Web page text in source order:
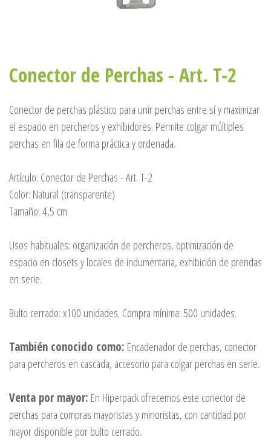
Conector de Perchas - Art. T-2
Conector de perchas plástico para unir perchas entre sí y maximizar
el espacio en percheros y exhibidores. Permite colgar múltiples
perchas en fila de forma práctica y ordenada.
Artículo: Conector de Perchas - Art. T-2
Color: Natural (transparente)
Tamaño: 4,5 cm
Usos habituales: organización de percheros, optimización de
espacio en closets y locales de indumentaria, exhibición de prendas
en serie.
Bulto cerrado: x100 unidades. Compra mínima: 500 unidades.
También conocido como: Encadenador de perchas, conector
para percheros en cascada, accesorio para colgar perchas en serie.
Venta por mayor: En Hiperpack ofrecemos este conector de
perchas para compras mayoristas y minoristas, con cantidad por
mayor disponible por bulto cerrado.